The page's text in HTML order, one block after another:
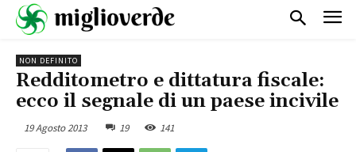
NON DEFINITO
Redditometro e dittatura fiscale:
ecco il segnale di un paese incivile
19 Agosto 2013 19 141